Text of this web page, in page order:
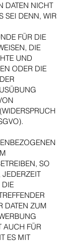
DATEN NICHT
SEI DENN, WIR
FÜR DIE
DIE
UND
ODER DIE
SO
JEDERZEIT
DIE
DATEN ZUM
AUCH FÜR
ES MIT